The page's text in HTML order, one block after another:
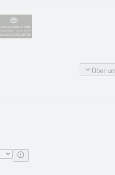
Über